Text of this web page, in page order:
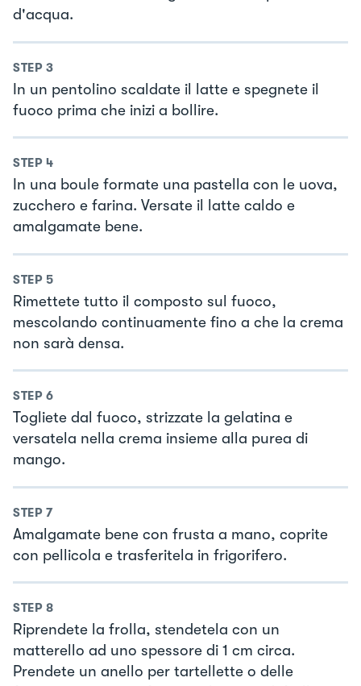
d'acqua.
STEP 3
In un pentolino scaldate il latte e spegnete il
fuoco prima che inizi a bollire.
STEP 4
In una boule formate una pastella con le uova,
zucchero e farina. Versate il latte caldo e
amalgamate bene.
STEP 5
Rimettete tutto il composto sul fuoco,
mescolando continuamente fino a che la crema
non sarà densa.
STEP 6
Togliete dal fuoco, strizzate la gelatina e
versatela nella crema insieme alla purea di
mango.
STEP 7
Amalgamate bene con frusta a mano, coprite
con pellicola e trasferitela in frigorifero.
STEP 8
Riprendete la frolla, stendetela con un
matterello ad uno spessore di 1 cm circa.
Prendete un anello per tartellette o delle